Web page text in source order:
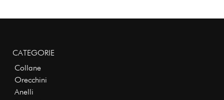
CATEGORIE
Collane
Orecchini
Anelli